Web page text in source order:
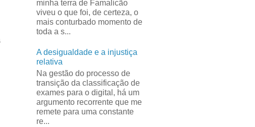
minha terra de Famalicão
viveu o que foi, de certeza, o
mais conturbado momento de
toda a s...
A desigualdade e a injustiça
relativa
Na gestão do processo de
transição da classificação de
exames para o digital, há um
argumento recorrente que me
remete para uma constante
re...